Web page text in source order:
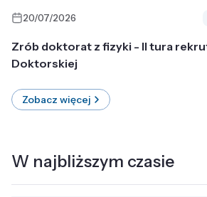
20/07/2026
Zrób doktorat z fizyki - II tura
Doktorskiej
Zobacz więcej
W najbliższym czasie